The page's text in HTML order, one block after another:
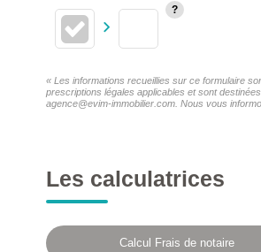
« Les informations recueillies sur ce formulaire
prescriptions légales applicables et sont
agence@evim-immobilier.com. Nous vous
Les calculatrices
Calcul Frais de notaire